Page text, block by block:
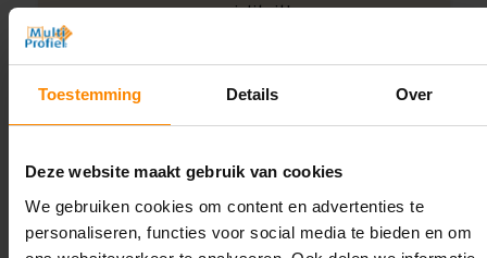
Toestemming Details Over
Deze website maakt gebruik van cookies
We gebruiken cookies om content en advertenties te
personaliseren, functies voor social media te bieden en om
specialiteit!
Contact met specialist
Montage uitbesteden?